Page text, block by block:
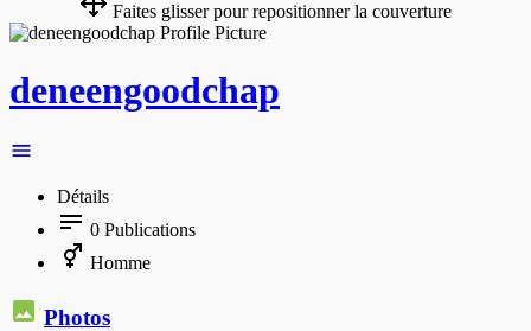
Faites glisser pour repositionner la couverture
deneengoodchap
Détails
0 Publications
Homme
Photos